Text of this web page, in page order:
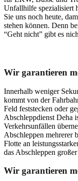
Unfallhilfe spezialisiert
Sie uns noch heute,
stehen können. Denn
“Geht nicht” gibt es
Wir garantieren
Innerhalb weniger
kommt von der
Feld feststecken oder
Abschleppdienst Deha
Verkehrsunfällen
Abschleppen mehrerer
Flotte an
das Abschleppen
Wir garantieren